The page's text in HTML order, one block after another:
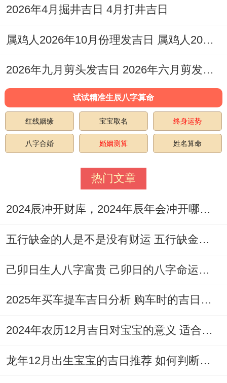
财，交易、立券，挂匾等，禁忌相对较少，
这是一个各项事务都相对顺畅的日子，安床
2026年4月掘井吉日 4月打井吉日
属鸡人2026年10月份理发吉日 属鸡人2026年10月份运势如何
2026年九月剪头发吉日 2026年六月剪发吉日
试试精准生辰八字算命
红线姻缘 宝宝取名 终身运势
八字合婚 婚姻测算 姓名算命
热门文章
2024辰冲开财库，2024年辰年会冲开哪些人的财库
五行缺金的人是不是没有财运 五行缺金的人命运好不好
己卯日生人八字富贵 己卯日的八字命运如何
2025年买车提车吉日分析 购车时的吉日与禁忌
2024年农历12月吉日对宝宝的意义 适合龙年宝宝出生的日子有哪些
龙年12月出生宝宝的吉日推荐 如何判断吉日是否适合宝宝